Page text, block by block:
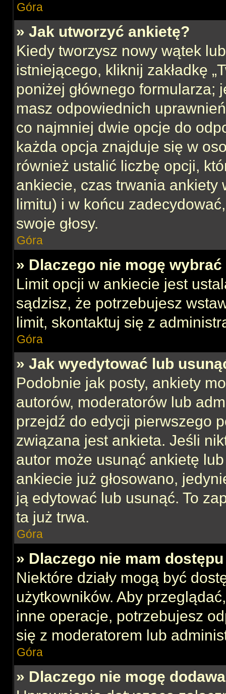
Góra
» Jak utworzyć ankietę?
Kiedy tworzysz nowy wątek
istniejącego, kliknij zakładkę
poniżej głównego formularza;
masz odpowiednich
co najmniej dwie opcje do
każda opcja znajduje się w
również ustalić liczbę opcji,
ankiecie, czas trwania ankiety
limitu) i w końcu
swoje głosy.
Góra
» Dlaczego nie mogę
Limit opcji w ankiecie jest
sądzisz, że potrzebujesz
limit, skontaktuj się z
Góra
» Jak wyedytować lub
Podobnie jak posty, ankiety
autorów, moderatorów lub
przejdź do edycji pierwszego
związana jest ankieta. Jeśli
autor może usunąć ankietę
ankiecie już głosowano,
ją edytować lub usunąć. To
ta już trwa.
Góra
» Dlaczego nie mam dostępu
Niektóre działy mogą być
użytkowników. Aby
inne operacje, potrzebujesz
się z moderatorem lub
Góra
» Dlaczego nie mogę